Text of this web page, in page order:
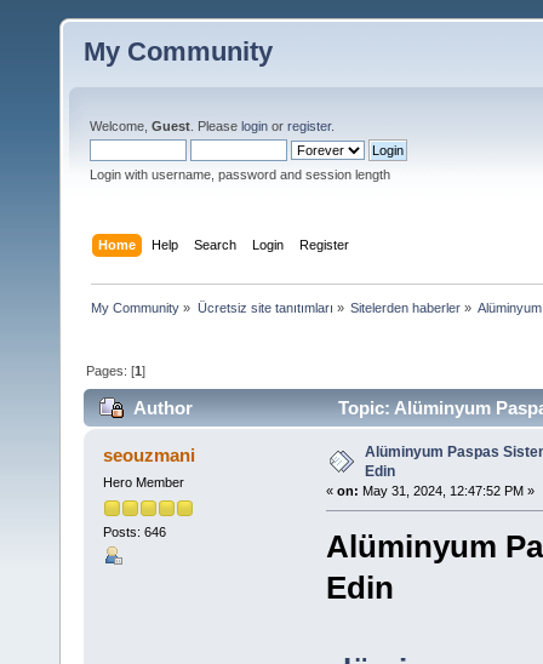
My Community
Welcome, Guest . Please login or register.
Login with username, password and session length
Home Help Search Login Register
My Community » Ücretsiz site tanıtımları » Sitelerden haberler»
Pages: [1]
Author Topic: Alüminyum
seouzmani
Hero Member
Posts: 646
Alüminyum Paspas
Edin
« on: May 31, 2024, 12:47:52 PM »
Alüminyum
Edin